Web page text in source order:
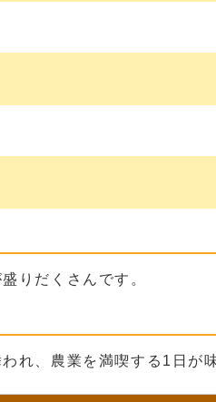
りだくさんです。
れ、農業を満喫する1日が味